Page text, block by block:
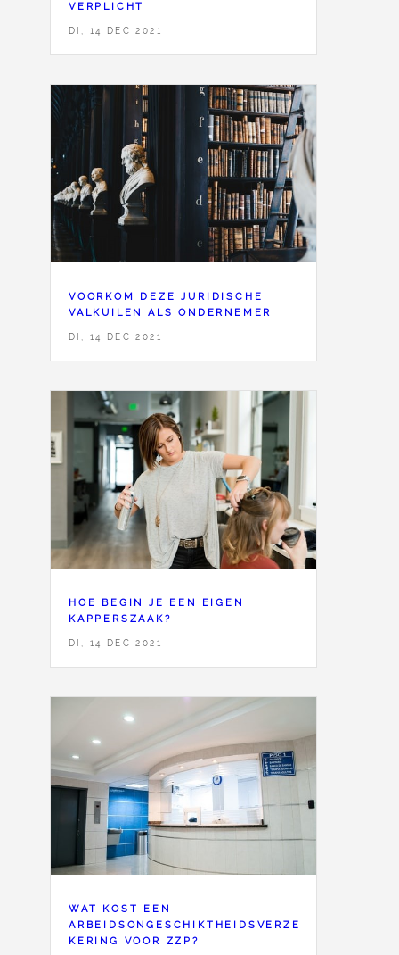
VERPLICHT
DI, 14 DEC 2021
VOORKOM DEZE JURIDISCHE
VALKUILEN ALS ONDERNEMER
DI, 14 DEC 2021
HOE BEGIN JE EEN EIGEN
KAPPERSZAAK?
DI, 14 DEC 2021
WAT KOST EEN
ARBEIDSONGESCHIKTHEIDSVERZE
KERING VOOR ZZP?